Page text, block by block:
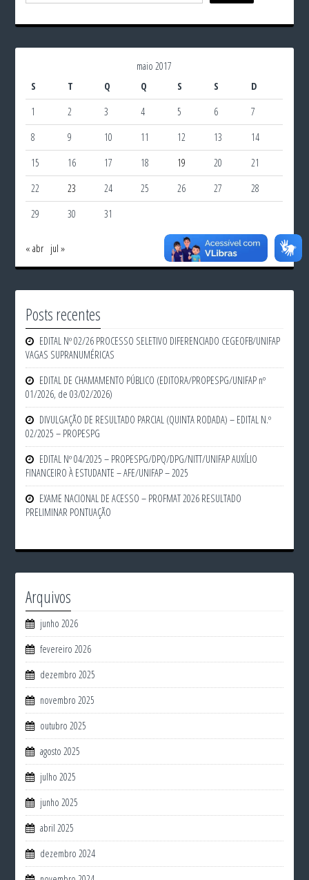
maio 2017
S
T Q Q S S
D
1
2 3 4 5 6
7
8
9 10 11 12 13
14
15
16 17 18 19 20
21
22
23 24 25 26 27
28
29
30 31
« abr jul »
Posts recentes
EDITAL Nº 02/26 PROCESSO SELETIVO DIFERENCIADO CEGEOFB/UNIFAP
VAGAS SUPRANUMÉRICAS
EDITAL DE CHAMAMENTO PÚBLICO (EDITORA/PROPESPG/UNIFAP nº
01/2026, de 03/02/2026)
DIVULGAÇÃO DE RESULTADO PARCIAL (QUINTA RODADA) – EDITAL N.º
02/2025 – PROPESPG
EDITAL Nº 04/2025 – PROPESPG/DPQ/DPG/NITT/UNIFAP AUXÍLIO
FINANCEIRO À ESTUDANTE – AFE/UNIFAP – 2025
EXAME NACIONAL DE ACESSO – PROFMAT 2026 RESULTADO
PRELIMINAR PONTUAÇÃO
Arquivos
junho 2026
fevereiro 2026
dezembro 2025
novembro 2025
outubro 2025
agosto 2025
julho 2025
junho 2025
abril 2025
dezembro 2024